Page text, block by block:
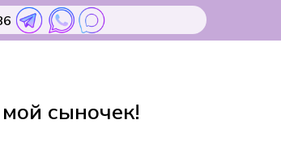
сыночек!